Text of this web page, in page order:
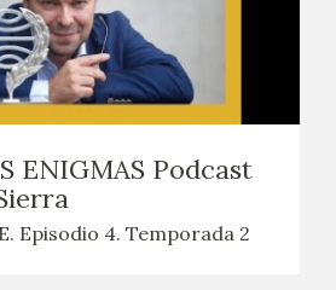
ENIGMAS Podcast
Episodio 4. Temporada 2